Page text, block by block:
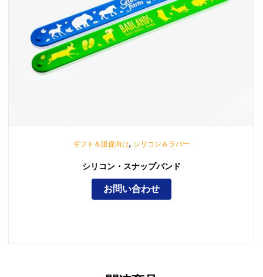
ギフト＆販促向け, シリコン＆ラバー
シリコン・スナップバンド
お問い合わせ